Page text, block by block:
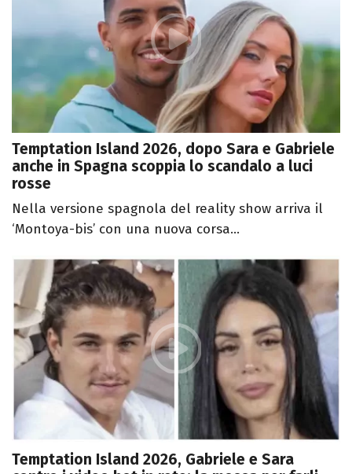
Temptation Island 2026, dopo Sara e Gabriele
anche in Spagna scoppia lo scandalo a luci
rosse
Nella versione spagnola del reality show arriva il
‘Montoya-bis’ con una nuova corsa...
Temptation Island 2026, Gabriele e Sara